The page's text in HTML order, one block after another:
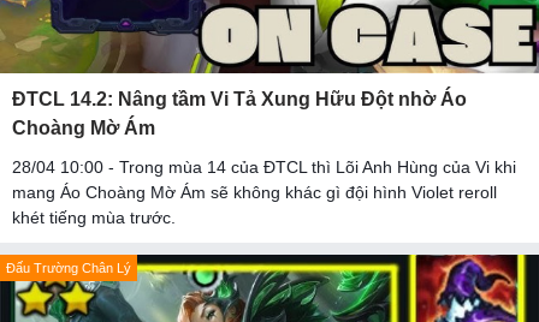
ĐTCL 14.2: Nâng tầm Vi Tả Xung Hữu Đột nhờ Áo
Choàng Mờ Ám
28/04 10:00 - Trong mùa 14 của ĐTCL thì Lõi Anh Hùng của Vi khi
mang Áo Choàng Mờ Ám sẽ không khác gì đội hình Violet reroll
khét tiếng mùa trước.
Đấu Trường Chân Lý